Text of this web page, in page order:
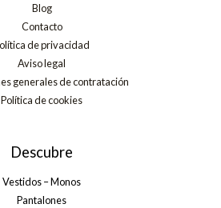
Blog
Contacto
de privacidad
Aviso legal
generales de contratación
Política de cookies
Descubre
Vestidos – Monos
Pantalones